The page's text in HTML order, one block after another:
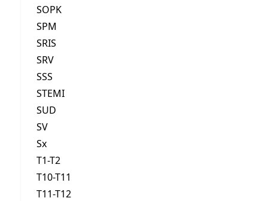
SOPK
SPM
SRIS
SRV
SSS
STEMI
SUD
SV
Sx
T1-T2
T10-T11
T11-T12